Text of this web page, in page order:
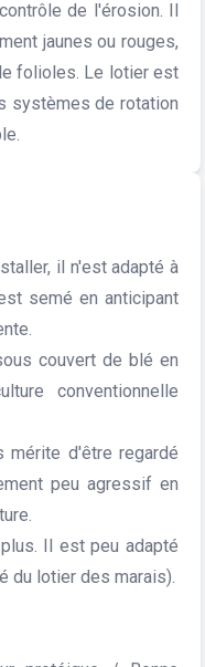
de l'érosion. Il
jaunes ou rouges,
folioles. Le lotier est
systèmes de rotation
il n'est adapté à
semé en anticipant
couvert de blé en
conventionnelle
mérite d'être regardé
peu agressif en
Il est peu adapté
du lotier des marais).